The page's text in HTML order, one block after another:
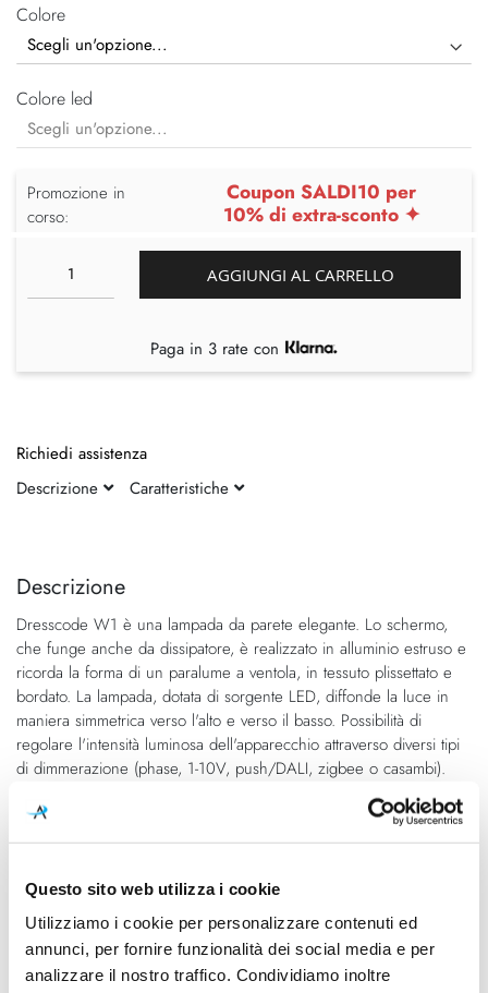
Questo sito web utilizza i cookie
Utilizziamo i cookie per personalizzare contenuti ed
annunci, per fornire funzionalità dei social media e per
analizzare il nostro traffico. Condividiamo inoltre
fine
galleria
di
immagini
della
di
immagini
Descrizione
Dresscode W1 è una lampada da parete elegante. Lo schermo,
che funge anche da dissipatore, è realizzato in alluminio estruso e
ricorda la forma di un paralume a ventola, in tessuto plissettato e
bordato. La lampada, dotata di sorgente LED, diffonde la luce in
maniera simmetrica verso l'alto e verso il basso. Possibilità di
regolare l'intensità luminosa dell'apparecchio attraverso diversi tipi
di dimmerazione (phase, 1-10V, push/DALI, zigbee o casambi).
Caratteristiche
Cod.Art.
Designer
Dimensioni
180mm x 100mm - H 90mm
Sorgente luminosa
Led integrato
Colore
Colore led
Promozione in
corso:
Coupon SALDI10 per
10% di extra-sconto ✦
AGGIUNGI AL CARRELLO
Paga in 3 rate con
Richiedi assistenza
Descrizione
Caratteristiche